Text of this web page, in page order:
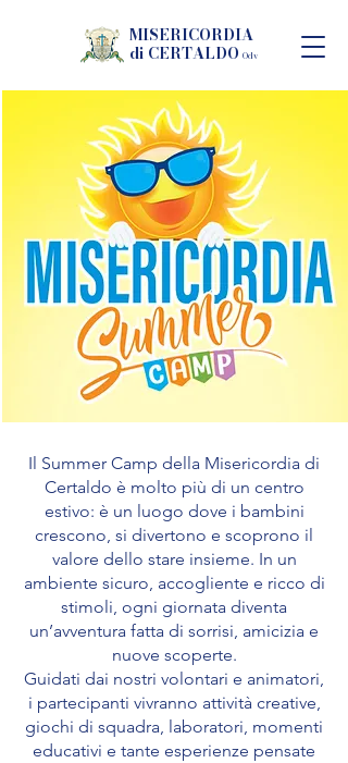
MISERICORDIA
di CERTALDO Odv
Il Summer Camp della Misericordia di
Certaldo è molto più di un centro
estivo: è un luogo dove i bambini
crescono, si divertono e scoprono il
valore dello stare insieme. In un
ambiente sicuro, accogliente e ricco di
stimoli, ogni giornata diventa
un’avventura fatta di sorrisi, amicizia e
nuove scoperte.
Guidati dai nostri volontari e animatori,
i partecipanti vivranno attività creative,
giochi di squadra, laboratori, momenti
educativi e tante esperienze pensate